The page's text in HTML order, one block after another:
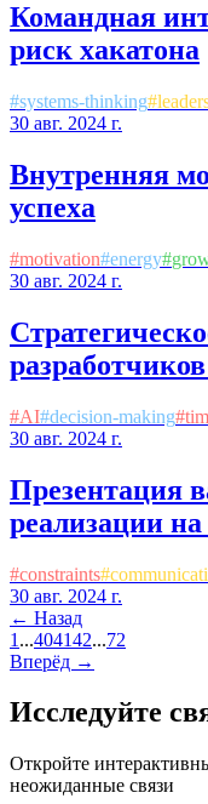
Командная
риск хакатона
#systems-thinking#
30 авг. 2024 г.
Внутренняя
успеха
#motivation#energy#
30 авг. 2024 г.
#AI#decision-making#
30 авг. 2024 г.
Презентация
реализации на
#constraints#
30 авг. 2024 г.
← Назад
1 ...404142...72
Вперёд →
Исследуйте
Откройте
неожиданные связи